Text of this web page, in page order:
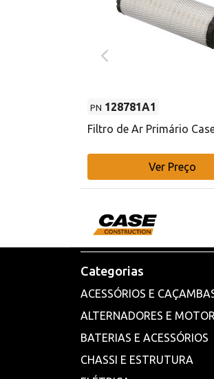
PN 128781A1
Filtro de Ar Primário
Ver Preço
Categorias
ACESSÓRIOS E
ALTERNADORES E
BATERIAS E ACESSÓRIOS
CHASSI E ESTRUTURA